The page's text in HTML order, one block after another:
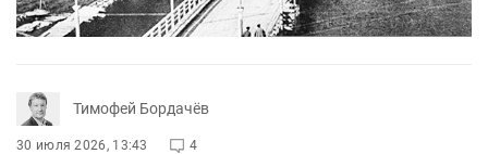
Тимофей Бордачёв
30 июля 2026, 13:43 4